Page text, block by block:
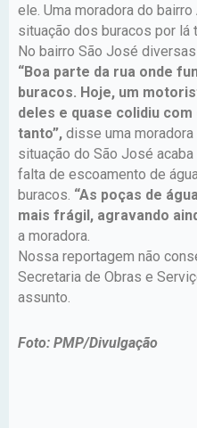
ele. Uma moradora do
situação dos buracos por lá
No bairro São José
“Boa parte da rua onde
buracos. Hoje, um
deles e quase colidiu
tanto”, disse uma moradora
situação do São José
falta de escoamento de
buracos. “As poças de
mais frágil, agravando
a moradora.
Nossa reportagem não
Secretaria de Obras e
assunto.
Foto: PMP/Divulgação